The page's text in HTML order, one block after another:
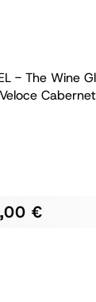
- The Wine
Veloce
€